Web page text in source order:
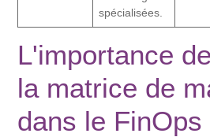
spécialisées.
L'importance
la matrice de
dans le FinOps